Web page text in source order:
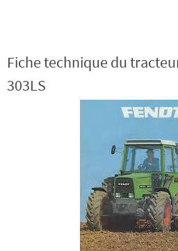
Fiche technique du
303LS